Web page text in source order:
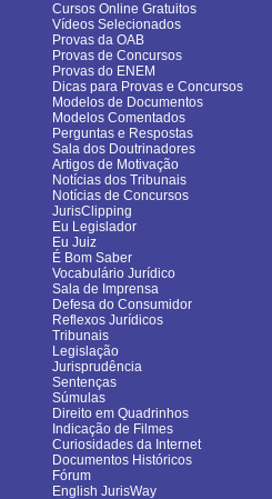
Cursos Online Gratuitos
Vídeos Selecionados
Provas da OAB
Provas de Concursos
Provas do ENEM
Dicas para Provas e Concursos
Modelos de Documentos
Modelos Comentados
Perguntas e Respostas
Sala dos Doutrinadores
Artigos de Motivação
Notícias dos Tribunais
Notícias de Concursos
JurisClipping
Eu Legislador
Eu Juiz
É Bom Saber
Vocabulário Jurídico
Sala de Imprensa
Defesa do Consumidor
Reflexos Jurídicos
Tribunais
Legislação
Jurisprudência
Sentenças
Súmulas
Direito em Quadrinhos
Indicação de Filmes
Curiosidades da Internet
Documentos Históricos
Fórum
English JurisWay